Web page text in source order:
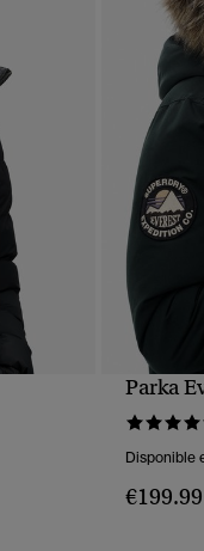
Parka
Disponible
€199.99